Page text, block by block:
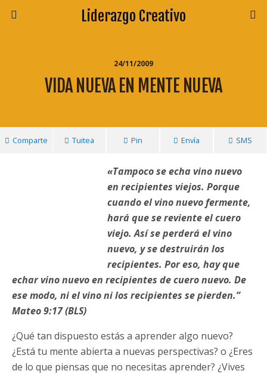
Liderazgo Creativo
24/11/2009
VIDA NUEVA EN MENTE NUEVA
Comparte Tuitea Pin Envía SMS
«Tampoco se echa vino nuevo
en recipientes viejos. Porque
cuando el vino nuevo fermente,
hará que se reviente el cuero
viejo. Así se perderá el vino
nuevo, y se destruirán los
recipientes. Por eso, hay que
echar vino nuevo en recipientes de cuero nuevo. De
ese modo, ni el vino ni los recipientes se pierden.”
Mateo 9:17 (BLS)
¿Qué tan dispuesto estás a aprender algo nuevo?
¿Está tu mente abierta a nuevas perspectivas? o ¿Eres
de lo que piensas que no necesitas aprender? ¿Vives